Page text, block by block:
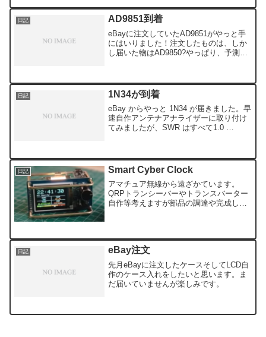
手間がかかりません。といっても、5ｃｍ
x 5ｃｍと...
日記 AD9851到着
eBayに注文していたAD9851がやっと手
にはいりました！注文したものは、しか
し届いた物はAD9850?やっぱり、予測は
AD9851モジュールです。ところ...
日記 1N34が到着
eBay からやっと 1N34 が届きました。早
速自作アンテナアナライザーに取り付け
てみましたが、SWR はすべて1.0
5KΩ 1N60 は順方向の抵抗 ...
日記 Smart Cyber Clock
アマチュア無線から遠ざかています。
QRPトランシーバーやトランスバーター
自作等考えますが部品の調達や完成して
日記 eBay注文
先月eBayに注文したケースそしてLCD自
作のケース入れをしたいと思います。ま
だ届いていませんが楽しみです。